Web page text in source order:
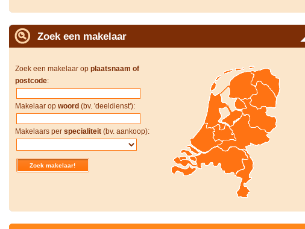
Zoek een makelaar
Zoek een makelaar op plaatsnaam of
postcode:
Makelaar op woord (bv. 'deeldienst'):
Makelaars per specialiteit(bv. aankoop):